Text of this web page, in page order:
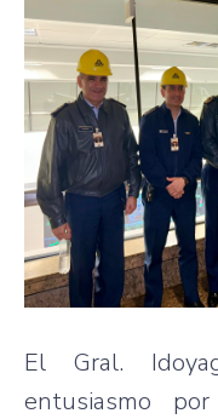
El Gral.
entusiasmo